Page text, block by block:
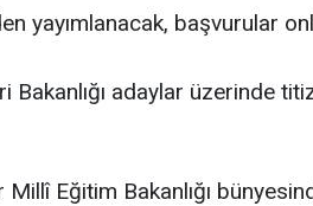
yayımlanacak, başvurular
Bakanlığı adaylar üzerinde
Millî Eğitim Bakanlığı